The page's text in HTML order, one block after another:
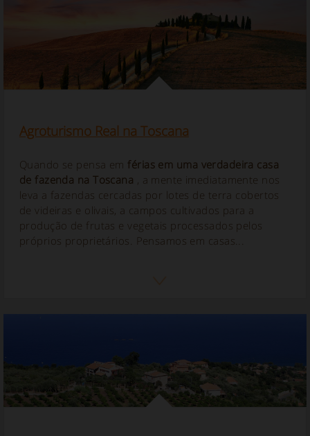
Agroturismo Real na Toscana
Quando se pensa em férias em uma verdadeira casa
de fazenda na Toscana , a mente imediatamente nos
leva a fazendas cercadas por lotes de terra cobertos
de videiras e olivais, a campos cultivados para a
produção de frutas e vegetais processados pelos
próprios proprietários. Pensamos em casas...